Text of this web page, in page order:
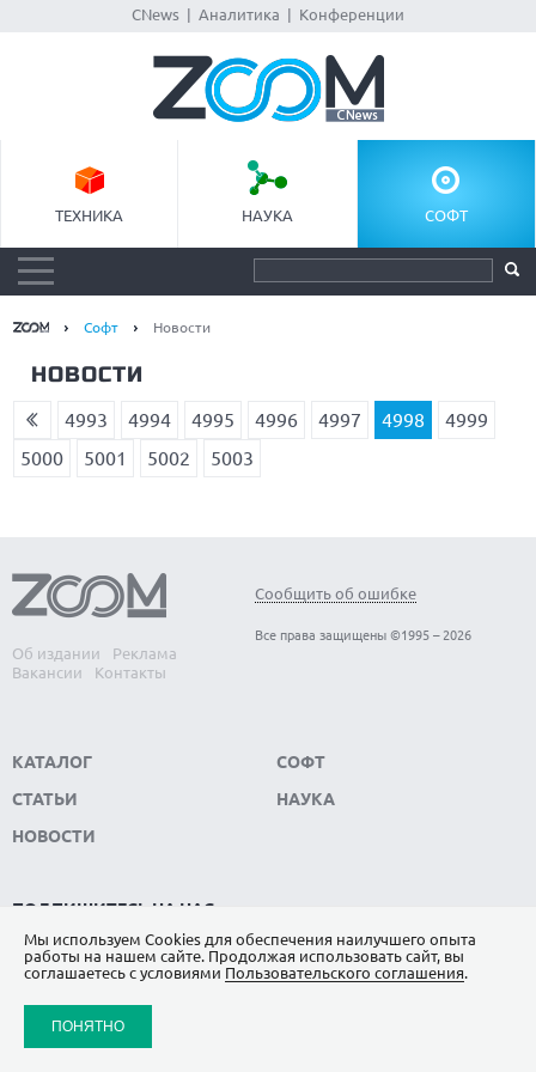
CNews Аналитика Конференции
ТЕХНИКА НАУКА СОФТ
Софт Новости
НОВОСТИ
4993 4994 4995 4996 4997 4998
4999
5000
5001 5002 5003
Об издании
Реклама
Вакансии
Контакты
Сообщить об ошибке
Все права защищены ©1995 – 2026
КАТАЛОГ
СТАТЬИ
НОВОСТИ
СОФТ
НАУКА
ПОДПИШИТЕСЬ НА НАС
ЯНДЕКС.ДЗЕН
Мы используем Сookies для обеспечения наилучшего опыта
работы на нашем сайте. Продолжая использовать сайт, вы
соглашаетесь с условиями Пользовательского соглашения.
ПОНЯТНО